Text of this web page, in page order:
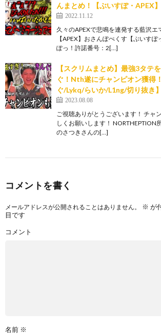
んまとめ！【ぶいすぽ・APEX】
2022.11.12
久々のAPEXで悲鳴を連発する藍沢エ
【APEX】おさんぽぺくす【ぶいす
ぽっ！許諾番号：2[…]
【スクリムまとめ】最強3タテ
ぐ！Nth遂にチャンピオン獲得
ぐ/Lykq/らいか/L1ng/切り抜き】
2023.08.08
ご視聴ありがとうございます！ チャ
しくお願いします！ NORTHEPTION
のさつきさんの[…]
コメントを書く
メールアドレスが公開されることはありません。 ※ が
目です
コメント
名前 ※